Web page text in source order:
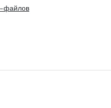
файлов